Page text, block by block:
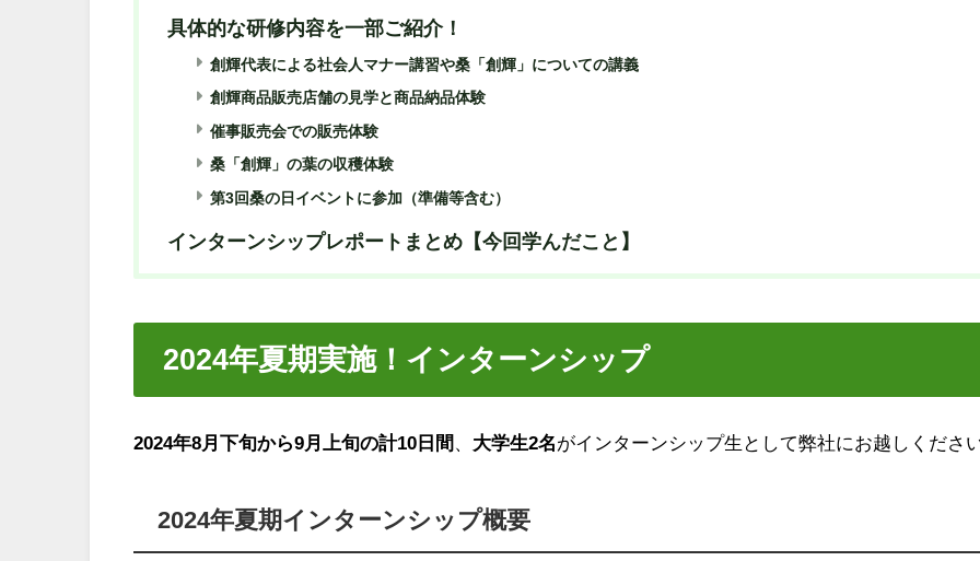
具体的な研修内容を一部ご紹介！
創輝代表による社会人マナー講習や桑「創輝」についての講義
創輝商品販売店舗の見学と商品納品体験
催事販売会での販売体験
桑「創輝」の葉の収穫体験
第3回桑の日イベントに参加（準備等含む）
インターンシップレポートまとめ【今回学んだこと】
2024年夏期実施！インターンシップ
2024年8月下旬から9月上旬の計10日間 大学生2名がインターンシップ生として弊社にお越しくださ
2024年夏期インターンシップ概要